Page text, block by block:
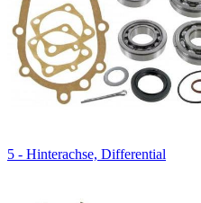
5 - Hinterachse, Differential